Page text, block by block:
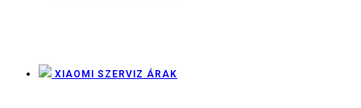
XIAOMI SZERVIZ ÁRAK